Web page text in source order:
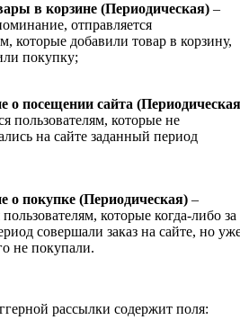
в корзине (Периодическая) –
отправляется
которые добавили товар в корзину,
покупку;
о посещении сайта
пользователям, которые не
на сайте заданный период
о покупке (Периодическая) –
пользователям, которые когда-либо за
совершали заказ на сайте, но
не покупали.
рассылки содержит поля: